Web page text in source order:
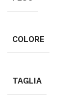
COLORE
TAGLIA